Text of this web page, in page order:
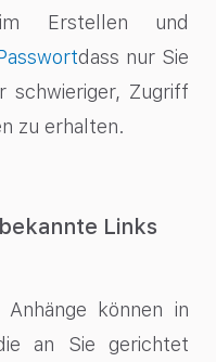
Erstellen und
dass nur Sie
schwieriger, Zugriff
zu erhalten.
Links
können in
an Sie gerichtet